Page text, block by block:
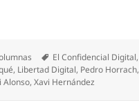
Etiquetas
El Confidencial Digital,
, Libertad Digital, Pedro Horrach,
Alonso,Xavi Hernández